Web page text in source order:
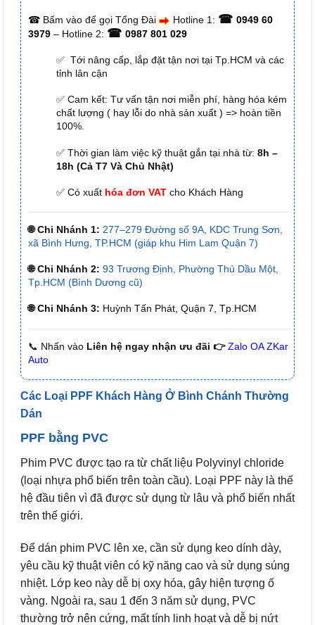
☎ Bấm vào để gọi Tổng Đài Hotline 1: ☎ 0949 60
3979 – Hotline 2: ☎ 0987 801 029
✅ Tới nâng cấp, lắp đặt tận nơi tại Tp.HCM và các
tỉnh lân cận
✅ Cam kết: Tư vấn tận nơi miễn phí, hàng hóa kém
chất lượng ( hay lỗi do nhà sản xuất ) => hoàn tiền
100%.
✅ Thời gian làm việc kỹ thuật gắn tại nhà từ: 8h –
18h (Cả T7 Và Chủ Nhật)
✅ Có xuất hóa đơn VAT cho Khách Hàng
🌐 Chi Nhánh 1: 277–279 Đường số 9A, KDC Trung Sơn,
xã Bình Hưng, TP.HCM (giáp khu Him Lam Quận 7)
🌐 Chi Nhánh 2: 93 Trương Định, Phường Thủ Dầu Một,
Tp.HCM (Bình Dương cũ)
🌐 Chi Nhánh 3: Huỳnh Tấn Phát, Quận 7, Tp.HCM
📞 Nhấn vào Liên hệ ngay nhận ưu đãi 👉 Zalo OA ZKar
Auto
Các Loại PPF Khách Hàng Ở Bình Chánh Thường
Dán
PPF bằng PVC
Phim PVC được tạo ra từ chất liệu Polyvinyl chloride
(loại nhựa phổ biến trên toàn cầu). Loại PPF này là thế
hệ đầu tiên vì đã được sử dụng từ lâu và phổ biến nhất
trên thế giới.
Để dán phim PVC lên xe, cần sử dụng keo dính dày,
yêu cầu kỹ thuật viên có kỹ năng cao và sử dụng súng
nhiệt. Lớp keo này dễ bị oxy hóa, gây hiện tượng ố
vàng. Ngoài ra, sau 1 đến 3 năm sử dụng, PVC
thường trở nên cứng, mất tính linh hoạt và dễ bị nứt